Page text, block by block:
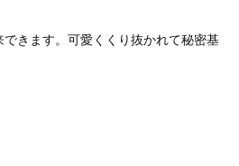
きます。可愛くくり抜かれて秘密基